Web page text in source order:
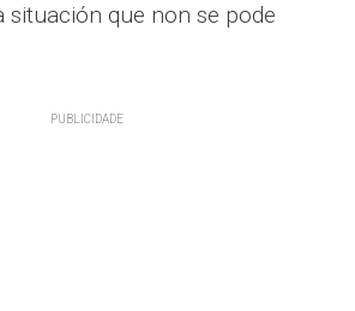
situación que non se pode